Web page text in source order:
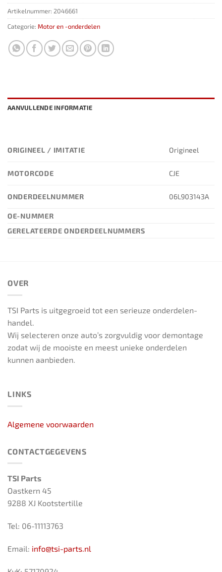
Artikelnummer: 2046661
Categorie: Motor en -onderdelen
AANVULLENDE INFORMATIE
ORIGINEEL / IMITATIE Origineel
MOTORCODE CJE
ONDERDEELNUMMER 06L903143A
OE-NUMMER
GERELATEERDE ONDERDEELNUMMERS
OVER
TSI Parts is uitgegroeid tot een serieuze onderdelen-
handel.
Wij selecteren onze auto’s zorgvuldig voor demontage
zodat wij de mooiste en meest unieke onderdelen
kunnen aanbieden.
LINKS
Algemene voorwaarden
CONTACTGEGEVENS
TSI Parts
Oastkern 45
9288 XJ Kootstertille
Tel: 06-11113763
Email: info@tsi-parts.nl